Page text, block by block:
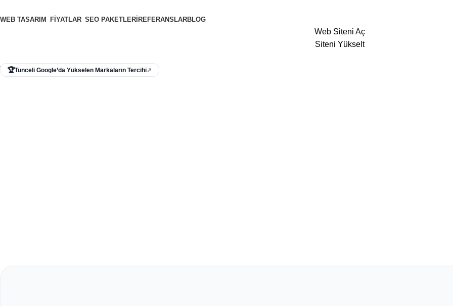
WEB TASARIM FIYATLAR SEO PAKETLERI REFERANSLARBLOG
Web Siteni Aç
Siteni Yükselt
Menü
🏆Tunceli Google’da Yükselen Markaların Tercihi↗